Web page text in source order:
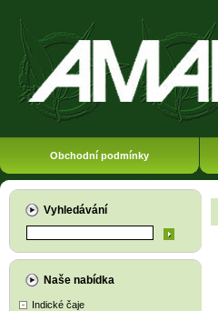
Obchodní podmínky
Vyhledávání
Naše nabídka
Indické čaje